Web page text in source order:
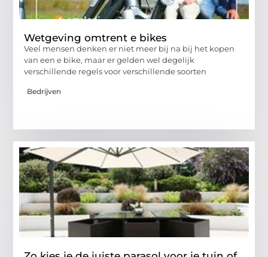
Wetgeving omtrent e bikes
Veel mensen denken er niet meer bij na bij het kopen
van een e bike, maar er gelden wel degelijk
verschillende regels voor verschillende soorten
Bedrijven